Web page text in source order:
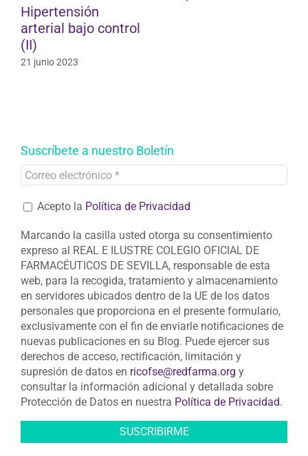
Marcando la casilla usted otorga su consentimiento
expreso al REAL E ILUSTRE COLEGIO OFICIAL DE
FARMACÉUTICOS DE SEVILLA, responsable de esta
web, para la recogida, tratamiento y almacenamiento
en servidores ubicados dentro de la UE de los datos
personales que proporciona en el presente formulario,
exclusivamente con el fin de enviarle notificaciones de
nuevas publicaciones en su Blog. Puede ejercer sus
derechos de acceso, rectificación, limitación y
supresión de datos enricofse@redfarma.orgy
consultar la información adicional y detallada sobre
Protección de Datos en nuestra Política de Privacidad
Dermofarmacia (32)